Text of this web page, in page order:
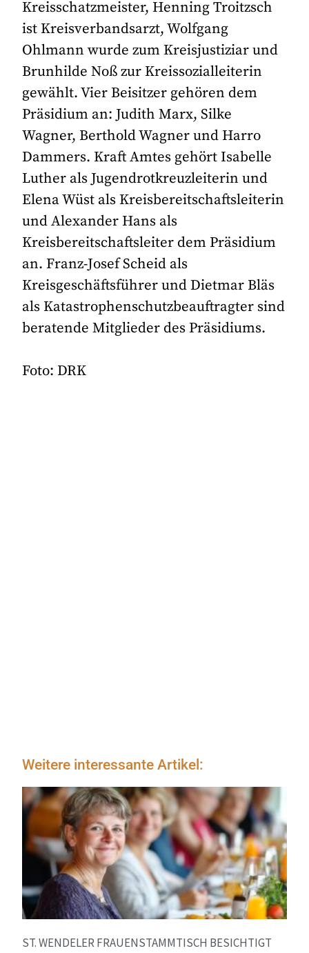
Kreisschatzmeister, Henning Troitzsch
ist Kreisverbandsarzt, Wolfgang
Ohlmann wurde zum Kreisjustiziar und
Brunhilde Noß zur Kreissozialleiterin
gewählt. Vier Beisitzer gehören dem
Präsidium an: Judith Marx, Silke
Wagner, Berthold Wagner und Harro
Dammers. Kraft Amtes gehört Isabelle
Luther als Jugendrotkreuzleiterin und
Elena Wüst als Kreisbereitschaftsleiterin
und Alexander Hans als
Kreisbereitschaftsleiter dem Präsidium
an. Franz-Josef Scheid als
Kreisgeschäftsführer und Dietmar Bläs
als Katastrophenschutzbeauftragter sind
beratende Mitglieder des Präsidiums.
Foto: DRK
Weitere interessante Artikel:
ST. WENDELER FRAUENSTAMMTISCH BESICHTIGT